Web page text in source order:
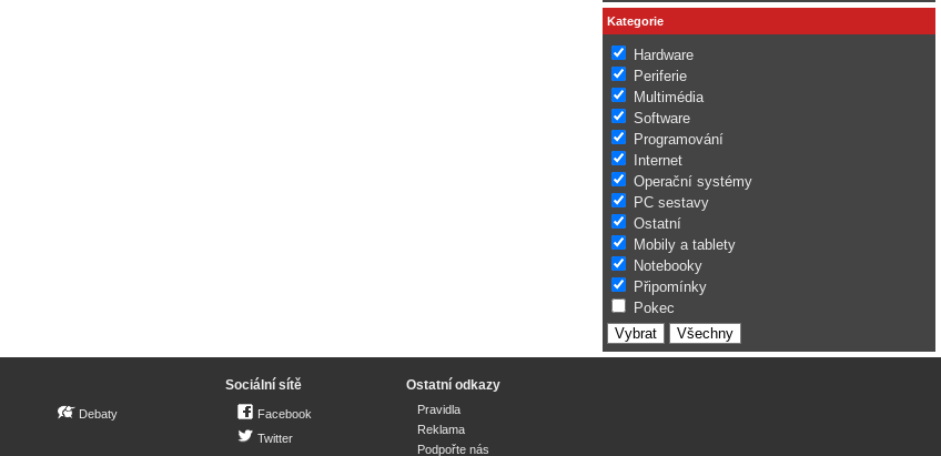
Kategorie
Hardware
Periferie
Multimédia
Software
Programování
Internet
Operační systémy
PC sestavy
Ostatní
Mobily a tablety
Notebooky
Připomínky
Pokec
Debaty
Sociální sítě
Facebook
Twitter
Ostatní odkazy
Pravidla
Reklama
Podpořte nás